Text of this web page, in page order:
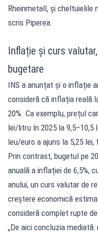
Rheinmetall, și cheltuielile
scris Piperea.
Inflație și curs
bugetare
INS a anunțat și o inflație
consideră că inflația reală
20%. Ca exemplu, prețul
lei/litru în 2025 la
leu/euro a ajuns la 5,25 lei,
Prin contrast, bugetul pe
anuală a inflației de 6,5%,
anului, un curs valutar de
creștere economică
consideră complet rupte
„De aici concluzia